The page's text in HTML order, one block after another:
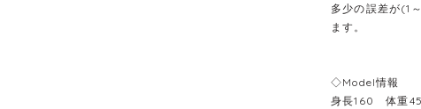
多少の誤差が(1
ます。
◇Model情報
身長160 体重